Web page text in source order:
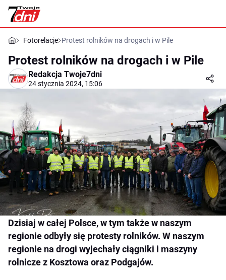
Fotorelacje Protest rolników na drogach i w Pile
Protest rolników na drogach i w Pile
Redakcja Twoje7dni
24 stycznia 2024, 15:06
Dzisiaj w całej Polsce, w tym także w naszym
regionie odbyły się protesty rolników. W naszym
regionie na drogi wyjechały ciągniki i maszyny
rolnicze z Kosztowa oraz Podgajów.